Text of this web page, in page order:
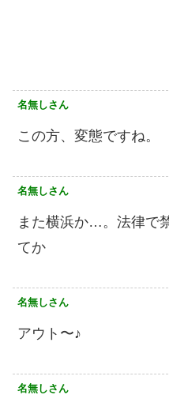
名無しさん
この方、変態ですね。
名無しさん
また横浜か…。法律で
てか
名無しさん
アウト〜♪
名無しさん